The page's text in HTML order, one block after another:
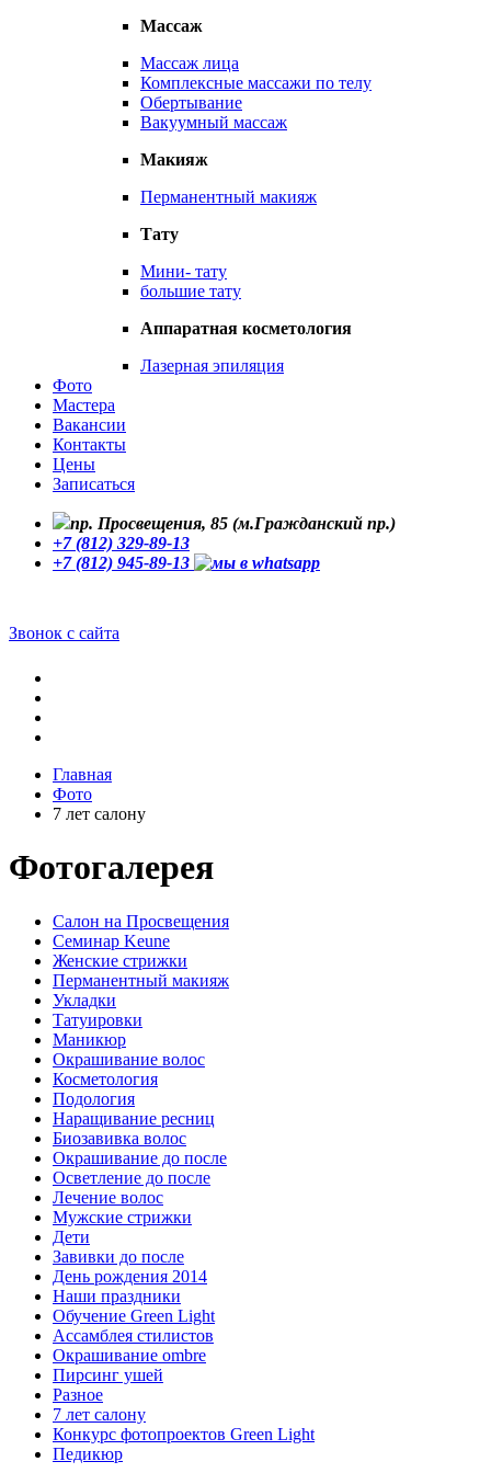
Массаж
Массаж лица
Комплексные массажи по телу
Обертывание
Вакуумный массаж
Макияж
Перманентный макияж
Тату
Мини- тату
большие тату
Аппаратная косметология
Лазерная эпиляция
Фото
Мастера
Вакансии
Контакты
Цены
Записаться
пр. Просвещения, 85 (м.Гражданский пр.)
+7 (812) 329-89-13
+7 (812) 945-89-13
Звонок с сайта
Главная
Фото
7 лет салону
Фотогалерея
Cалон на Просвещения
Семинар Keune
Женские стрижки
Перманентный макияж
Укладки
Татуировки
Маникюр
Окрашивание волос
Косметология
Подология
Наращивание ресниц
Биозавивка волос
Окрашивание до после
Осветление до после
Лечение волос
Мужские стрижки
Дети
Завивки до после
День рождения 2014
Наши праздники
Обучение Green Light
Ассамблея стилистов
Окрашивание ombre
Пирсинг ушей
Разное
7 лет салону
Конкурс фотопроектов Green Light
Педикюр